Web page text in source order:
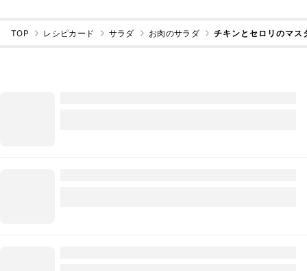
TOP レシピカード サラダ お肉のサラダ チキンとセロリのマス